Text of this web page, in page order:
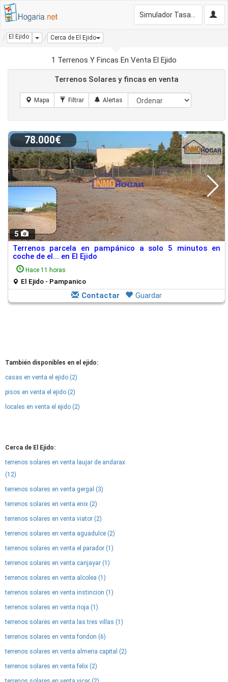
El Ejido Dropdown
Cerca de El Ejido
1 Terrenos Y Fincas En Venta El Ejido
Terrenos Solares y fincas en venta
5
78.000€
Terrenos parcela en pampánico a solo 5 minutos en
coche de el... en El Ejido
Hace 11 horas
El Ejido - Pampanico
Contactar Guardar
También disponibles en el ejido:
casas en venta el ejido (2)
pisos en venta el ejido (2)
locales en venta el ejido (2)
Cerca de El Ejido:
terrenos solares en venta laujar de andarax
(12)
terrenos solares en venta gergal (3)
terrenos solares en venta enix (2)
terrenos solares en venta viator (2)
terrenos solares en venta aguadulce (2)
terrenos solares en venta el parador (1)
terrenos solares en venta canjayar (1)
terrenos solares en venta alcolea (1)
terrenos solares en venta instincion (1)
terrenos solares en venta rioja (1)
terrenos solares en venta las tres villas (1)
terrenos solares en venta fondon (6)
terrenos solares en venta almeria capital (2)
terrenos solares en venta felix (2)